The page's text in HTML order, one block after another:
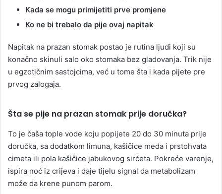
Kada se mogu primijetiti prve promjene
Ko ne bi trebalo da pije ovaj napitak
Napitak na prazan stomak postao je rutina ljudi koji su
konačno skinuli salo oko stomaka bez gladovanja. Trik nije
u egzotičnim sastojcima, već u tome šta i kada pijete pre
prvog zalogaja.
Šta se pije na prazan stomak prije doručka?
To je čaša tople vode koju popijete 20 do 30 minuta prije
doručka, sa dodatkom limuna, kašičice meda i prstohvata
cimeta ili pola kašičice jabukovog sirćeta. Pokreće varenje,
ispira noć iz crijeva i daje tijelu signal da metabolizam
može da krene punom parom.